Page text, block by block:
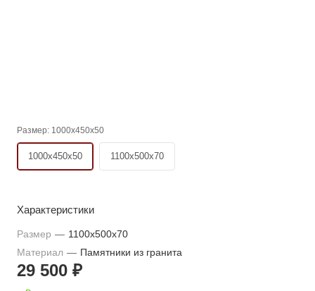
Размер: 1000x450x50
1000x450x50 1100x500x70
Характеристики
Размер — 1100x500x70
Материал — Памятники из гранита
29 500 ₽